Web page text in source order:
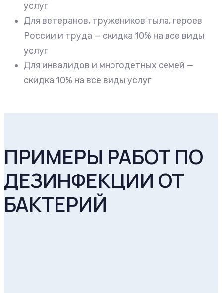
услуг
Для ветеранов, тружеников тыла, героев
России и труда — скидка 10% на все виды
услуг
Для инвалидов и многодетных семей —
скидка 10% на все виды услуг
ПРИМЕРЫ РАБОТ ПО
ДЕЗИНФЕКЦИИ ОТ
БАКТЕРИЙ